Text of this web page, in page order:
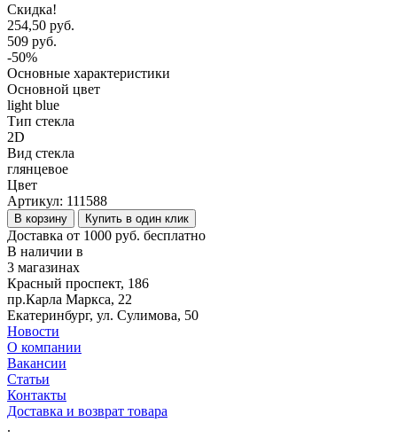
Скидка!
254,50 руб.
509 руб.
-50%
Основные характеристики
Основной цвет
light blue
Тип стекла
2D
Вид стекла
глянцевое
Цвет
Артикул: 111588
В корзину Купить в один клик
Доставка от 1000 руб. бесплатно
В наличии в
3 магазинах
Красный проспект, 186
пр.Карла Маркса, 22
Екатеринбург, ул. Сулимова, 50
Новости
О компании
Вакансии
Статьи
Контакты
Доставка и возврат товара
.